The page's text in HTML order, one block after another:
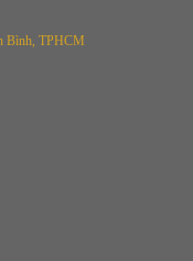
Bình, TPHCM